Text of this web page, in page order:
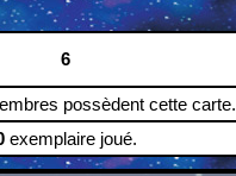
6
possèdent cette carte.
exemplaire joué.